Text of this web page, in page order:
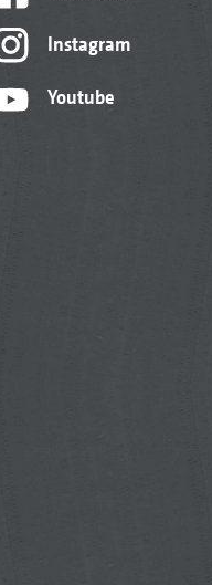
Instagram
Youtube